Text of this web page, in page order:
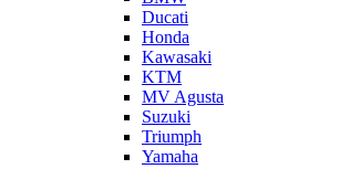
Ducati
Honda
Kawasaki
KTM
MV Agusta
Suzuki
Triumph
Yamaha